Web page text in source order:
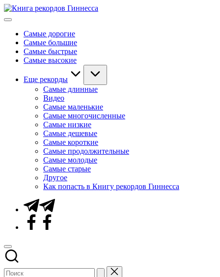
Перейти
к
Мировые
ГиннессаСамые дорогие
Самые большие
Самые быстрые
Самые высокие
Еще рекорды
Самые длинные
Видео
Самые маленькие
Самые многочисленные
Самые низкие
Самые дешевые
Самые короткие
Самые продолжительные
Самые молодые
Самые старые
Другое
Как попасть в Книгу рекордов Гиннесса
Telegram
Facebook